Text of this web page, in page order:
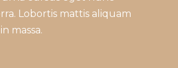
Lobortis mattis aliquam
massa.